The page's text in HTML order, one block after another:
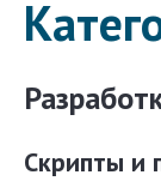
Скрипты и